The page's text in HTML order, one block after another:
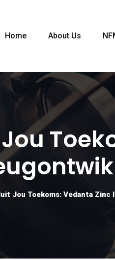
Home About Us
Jou Toekoms: Vedanta